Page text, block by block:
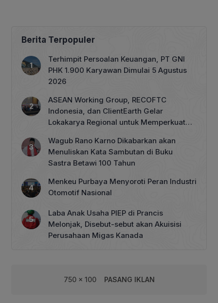
Berita Terpopuler
Terhimpit Persoalan Keuangan, PT GNI
PHK 1.900 Karyawan Dimulai 5 Agustus
2026
ASEAN Working Group, RECOFTC
Indonesia, dan ClientEarth Gelar
Lokakarya Regional untuk Memperkuat
Wagub Rano Karno Dikabarkan akan
Menuliskan Kata Sambutan di Buku
Sastra Betawi 100 Tahun
Menkeu Purbaya Menyoroti Peran Industri
Otomotif Nasional
Laba Anak Usaha PIEP di Prancis
Melonjak, Disebut-sebut akan Akuisisi
Perusahaan Migas Kanada
750 x 100 PASANG IKLAN